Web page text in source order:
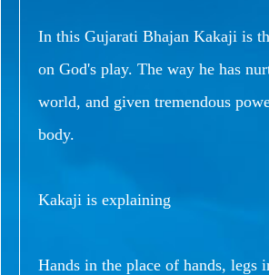
In this Gujarati Bhajan Kakaji is
on God's play. The way he has
world, and given tremendous
body.
Kakaji is explaining
Hands in the place of hands, legs